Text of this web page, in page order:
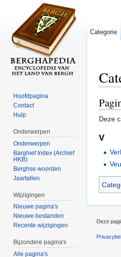
Deze
V
Categorie
Hoofdpagina
Contact
Hulp
Onderwerpen
Onderwerpen
Barghief Index (Archief
HKB)
Berghse woorden
Jaartallen
Wijzigingen
Nieuwe pagina's
Nieuwe bestanden
Recente wijzigingen
Bijzondere pagina's
Alle pagina's
Deze